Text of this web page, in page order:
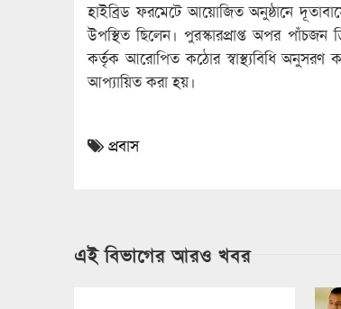
হাইব্রিড ফরমেটে আয়োজিত অনুষ্ঠানে
উপস্থিত ছিলেন। পুরস্কারপ্রাপ্ত অপর পাঁচজন
কর্তৃক আরোপিত কঠোর স্বাস্থ্যবিধি অনুসরণ
আপ্যায়িত করা হয়।
প্রবাস
এই বিভাগের আরও খবর